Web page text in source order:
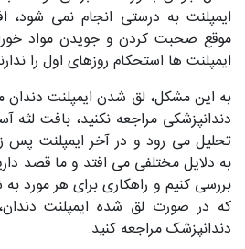
ایمپلنت به درستی انجام نمی شود،
موقع صحبت کردن و جویدن مواد
ایمپلنت ها استحکام روزهای اول را
به این مشکل، لق شدن ایمپلنت دندان
دندانپزشکی مراجعه نکنید، بافت
تحلیل می رود و در آخر ایمپلنت پس
به دلایل مختلفی می افتد و ما قصد
بررسی کنیم و راهکاری برای هر مورد
که در صورت لق شده ایمپلنت
دندانپزشک مراجعه کنید.